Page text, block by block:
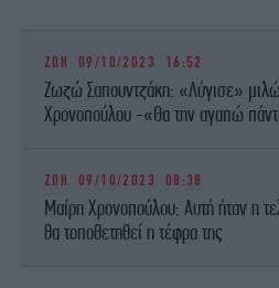
ΖΩΗ 09/10/2023 16:52
Ζωζώ Σαπουντζάκη: «Λύγισε»
Χρονοπούλου -«Θα την αγαπώ
ΖΩΗ 09/10/2023 08:38
Μαίρη Χρονοπούλου: Αυτή ήταν η
θα τοποθετηθεί η τέφρα της